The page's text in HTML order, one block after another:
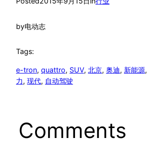
by电动志
Tags:
e-tron, quattro, SUV, 北京, 奥迪, 新能源,
力, 现代, 自动驾驶
Comments